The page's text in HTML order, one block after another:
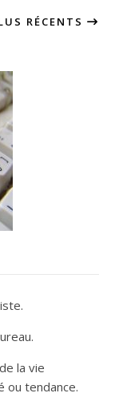
RÉCENTS
la vie
ou tendance.